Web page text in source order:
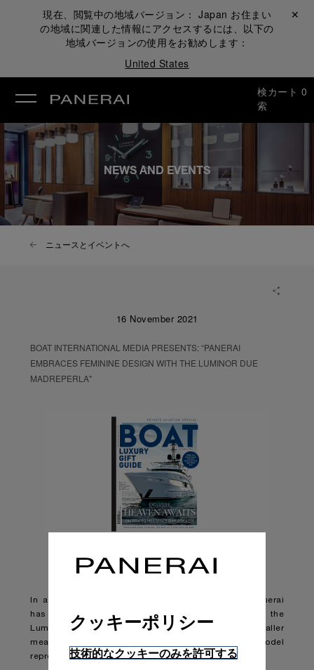
現在、閲覧中の地域バージョン： Japan お住まい
の地域に関連した情報にアクセスするには、以下の
地域バージョンの使用をお勧めします：
United States
閉じる ✕
検
索
カート 0
NEWS AND EVENTS
ニュースとイベントへ
16 November 2021
BOAT INTERNATIONAL MEDIA PRESENTS: “PANERAI
EMBRACES FEMININE DESIGN WITH THE LUMINOR DUE
MADREPERLA"
In a break from tradition, Florentine watchmaker Panerai
has produced its most feminine design yet with the
Luminor Due Madreperla (PAM01280). Sporting smaller
measurements and finer features, the novelty model
represents the brand’s first ladies’ watch.
クッキーポリシー
技術的なクッキーのみを許可する